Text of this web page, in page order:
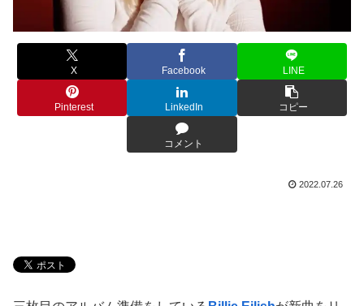
X Facebook LINE
Pinterest LinkedIn コピー
コメント
2022.07.26